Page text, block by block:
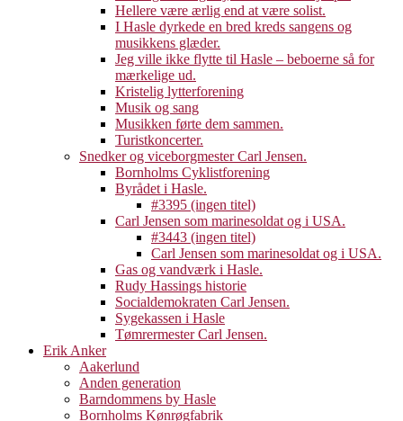
Hellere være ærlig end at være solist.
I Hasle dyrkede en bred kreds sangens og
musikkens glæder.
Jeg ville ikke flytte til Hasle – beboerne så for
mærkelige ud.
Kristelig lytterforening
Musik og sang
Musikken førte dem sammen.
Turistkoncerter.
Snedker og viceborgmester Carl Jensen.
Bornholms Cyklistforening
Byrådet i Hasle.
#3395 (ingen titel)
Carl Jensen som marinesoldat og i USA.
#3443 (ingen titel)
Carl Jensen som marinesoldat og i USA.
Gas og vandværk i Hasle.
Rudy Hassings historie
Socialdemokraten Carl Jensen.
Sygekassen i Hasle
Tømrermester Carl Jensen.
Erik Anker
Aakerlund
Anden generation
Barndommens by Hasle
Bornholms Kønrøgfabrik